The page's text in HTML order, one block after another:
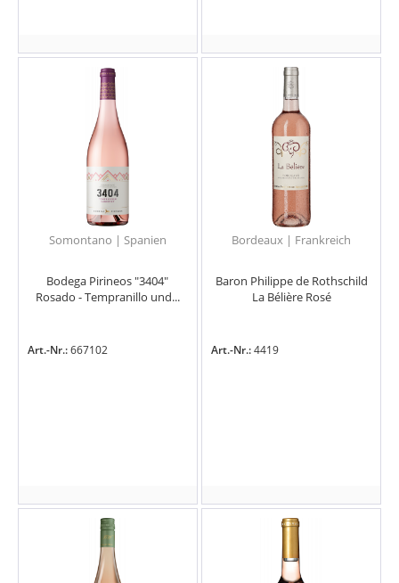
Somontano | Spanien
Bodega Pirineos "3404"
Rosado - Tempranillo und...
Art.-Nr.:667102
Bordeaux | Frankreich
Baron Philippe de Rothschild
La Bélière Rosé
Art.-Nr.:4419